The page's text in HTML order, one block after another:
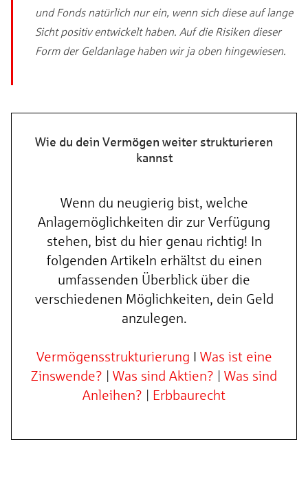
und Fonds natürlich nur ein, wenn sich diese auf lange
Sicht positiv entwickelt haben. Auf die Risiken dieser
Form der Geldanlage haben wir ja oben hingewiesen.
Wie du dein Vermögen weiter strukturieren
kannst
Wenn du neugierig bist, welche
Anlagemöglichkeiten dir zur Verfügung
stehen, bist du hier genau richtig! In
folgenden Artikeln erhältst du einen
umfassenden Überblick über die
verschiedenen Möglichkeiten, dein Geld
anzulegen.
Vermögensstrukturierung I Was ist eine
Zinswende? | Was sind Aktien? | Was sind
Anleihen? | Erbbaurecht